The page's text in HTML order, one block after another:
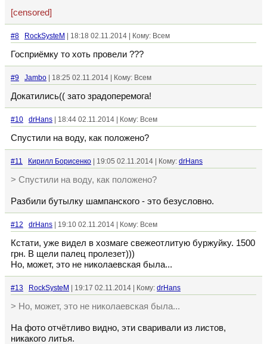
[censored]
#8 RockSysteM | 18:18 02.11.2014 | Кому: Всем
Госприёмку то хоть провели ???
#9 Jambo | 18:25 02.11.2014 | Кому: Всем
Докатились(( зато зрадоперемога!
#10 drHans | 18:44 02.11.2014 | Кому: Всем
Спустили на воду, как положено?
#11 Кирилл Борисенко | 19:05 02.11.2014 | Кому: drHans
> Спустили на воду, как положено?
Разбили бутылку шампанского - это безусловно.
#12 drHans | 19:10 02.11.2014 | Кому: Всем
Кстати, уже видел в хозмаге свежеотлитую буржуйку. 1500
грн. В щели палец пролезет)))
Но, может, это не николаевская была...
#13 RockSysteM | 19:17 02.11.2014 | Кому: drHans
> Но, может, это не николаевская была...
На фото отчётливо видно, эти сваривали из листов,
никакого литья.